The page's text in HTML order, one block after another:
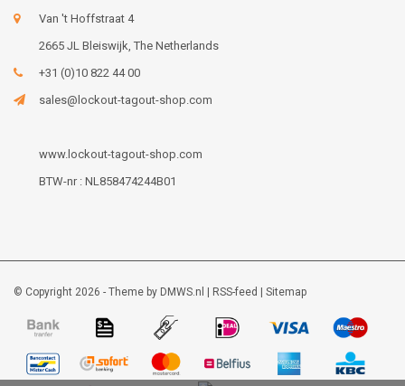
Van 't Hoffstraat 4
2665 JL Bleiswijk, The Netherlands
+31 (0)10 822 44 00
sales@lockout-tagout-shop.com
www.lockout-tagout-shop.com
BTW-nr : NL858474244B01
© Copyright 2026 - Theme by DMWS.nl RSS-feed Sitemap